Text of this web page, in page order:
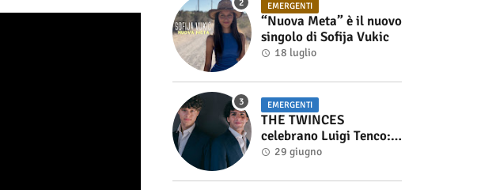
EMERGENTI
“Nuova Meta” è il nuovo
singolo di Sofija Vukic
18 luglio
EMERGENTI
THE TWINCES
celebrano Luigi Tenco:
fuori singolo e video di
29 giugno